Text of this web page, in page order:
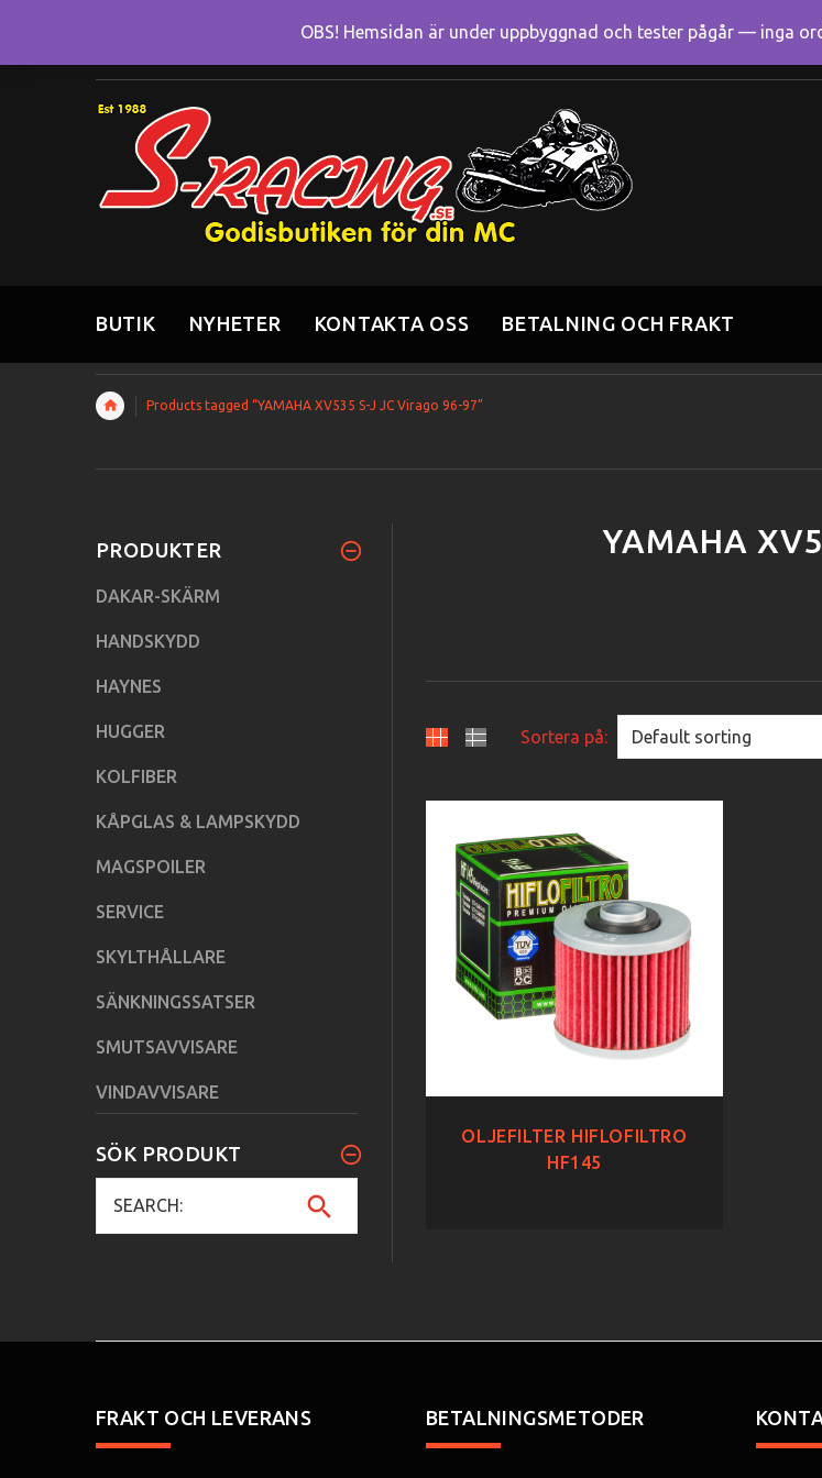
BUTIK NYHETER KONTAKTA OSS BETALNING OCH FRAKT
Products tagged “YAMAHA XV535 S-J JC Virago 96-97”
PRODUKTER
DAKAR-SKÄRM
HANDSKYDD
HAYNES
HUGGER
KOLFIBER
KÅPGLAS & LAMPSKYDD
MAGSPOILER
SERVICE
SKYLTHÅLLARE
SÄNKNINGSSATSER
SMUTSAVVISARE
VINDAVVISARE
SÖK PRODUKT
YAMAHA
Sortera på:
OLJEFILTER HIFLOFILTRO
HF145
FRAKT OCH LEVERANS BETALNINGSMETODER
OBS! Hemsidan är under uppbyggnad och tester pågår — inga